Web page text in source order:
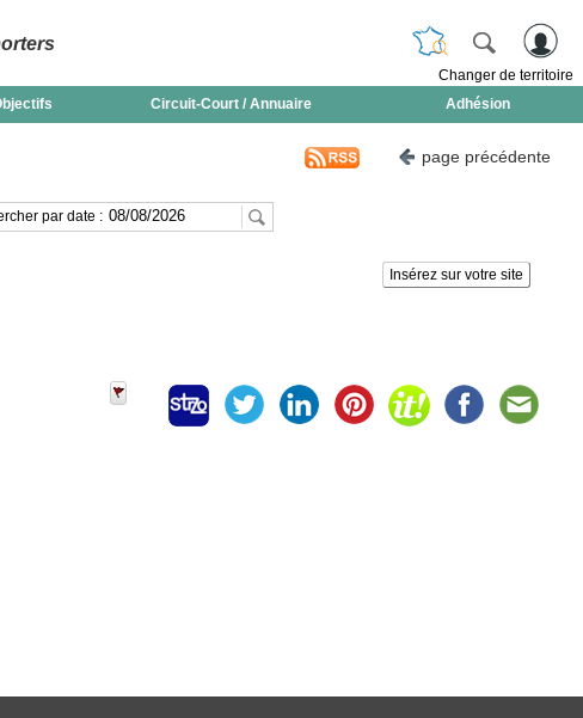
Changer de territoire
Circuit-Court / Annuaire Adhésion
page précédente
par date :
Insérez sur votre site